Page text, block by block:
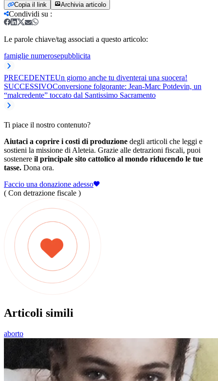
Copia il link Archivia articolo
Condividi su :
Le parole chiave/tag associati a questo articolo:
famiglie numerosepubblicita
PRECEDENTEUn giorno anche tu diventerai una suocera!
SUCCESSIVOConversione folgorante: Jean-Marc Potdevin, un
“malcredente” toccato dal Santissimo Sacramento
Ti piace il nostro contenuto?
Aiutaci a coprire i costi di produzione degli articoli che leggi e
sostieni la missione di Aleteia. Grazie alle detrazioni fiscali, puoi
sostenere il principale sito cattolico al mondo riducendo le tue
tasse. Dona ora.
Faccio una donazione adesso
( Con detrazione fiscale )
Articoli simili
aborto